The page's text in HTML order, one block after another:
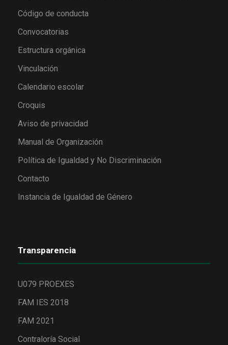
Código de conducta
Convocatorias
Estructura orgánica
Vinculación
Calendario escolar
Croquis
Aviso de privacidad
Manual de Organización
Política de Igualdad y No Discriminación
Contacto
Instancia de Igualdad de Género
Transparencia
U079 PROEXES
FAM IES 2018
FAM 2021
Contraloría Social